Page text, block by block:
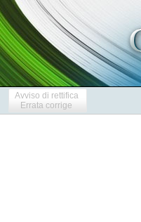
Avviso di rettifica
Errata corrige